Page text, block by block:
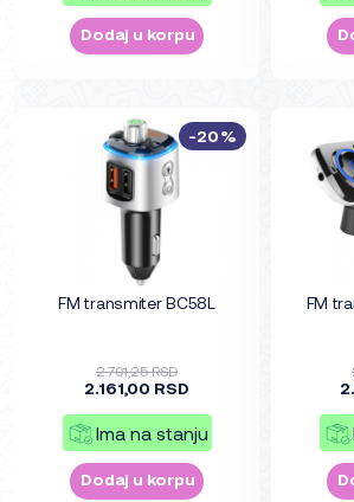
Dodaj u korpu
FM transmiter BC58L
2.701,25 RSD
2.161,00 RSD
Ima na stanju
Dodaj u korpu
-20%
FM